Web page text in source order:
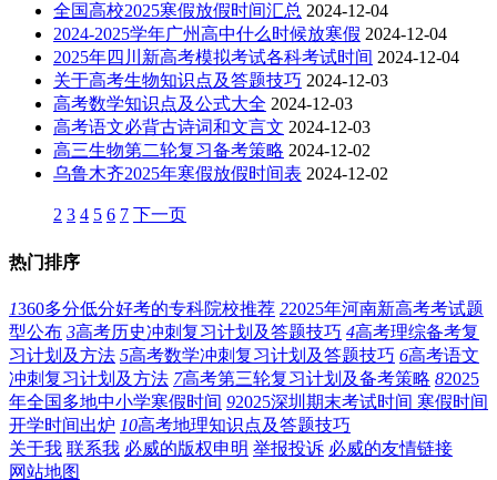
全国高校2025寒假放假时间汇总 2024-12-04
2024-2025学年广州高中什么时候放寒假 2024-12-04
2025年四川新高考模拟考试各科考试时间 2024-12-04
关于高考生物知识点及答题技巧 2024-12-03
高考数学知识点及公式大全 2024-12-03
高考语文必背古诗词和文言文 2024-12-03
高三生物第二轮复习备考策略 2024-12-02
乌鲁木齐2025年寒假放假时间表 2024-12-02
2 3 4 5 6 7 下一页
热门排序
1360多分低分好考的专科院校推荐 22025年河南新高考考试题
型公布 3高考历史冲刺复习计划及答题技巧 4高考理综备考复
习计划及方法 5高考数学冲刺复习计划及答题技巧 6高考语文
冲刺复习计划及方法 7高考第三轮复习计划及备考策略 82025
年全国多地中小学寒假时间 92025深圳期末考试时间 寒假时间
开学时间出炉 10高考地理知识点及答题技巧
关于我 联系我 必威的版权申明 举报投诉 必威的友情链接
网站地图